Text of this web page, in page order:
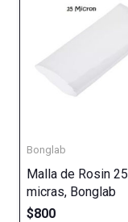
Bonglab
Malla de Rosin 25
micras, Bonglab
$800